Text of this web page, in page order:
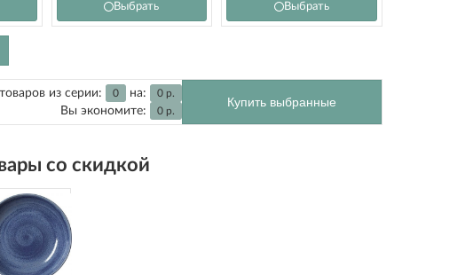
Выбрать Выбрать
из серии: 0 на: 0 р.
Вы экономите: 0 р.
Купить выбранные
со скидкой